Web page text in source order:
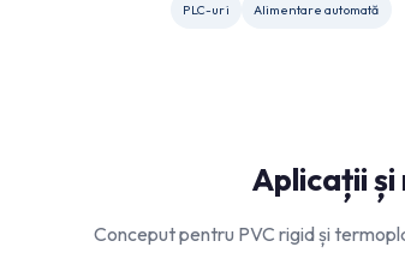
PLC-uri Alimentare automată
Aplicații
Conceput pentru PVC rigid și